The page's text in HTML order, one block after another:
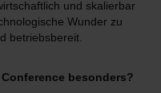
und skalierbar
Wunder zu
betriebsbereit.
besonders?